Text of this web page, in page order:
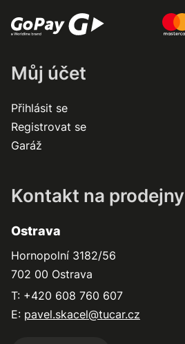
Můj účet
Přihlásit se
Registrovat se
Garáž
Kontakt na prodejny
Ostrava
Hornopolní 3182/56
702 00 Ostrava
T: +420 608 760 607
E: pavel.skacel@tucar.cz